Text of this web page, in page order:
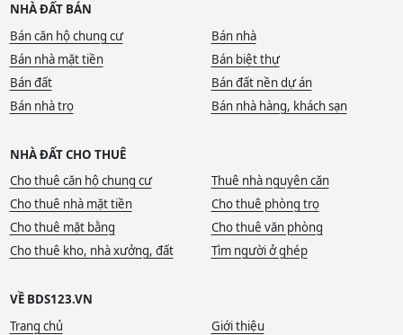
NHÀ ĐẤT BÁN
Bán căn hộ chung cư
Bán nhà
Bán nhà mặt tiền
Bán biệt thự
Bán đất
Bán đất nền dự án
Bán nhà trọ
Bán nhà hàng, khách sạn
NHÀ ĐẤT CHO THUÊ
Cho thuê căn hộ chung cư
Thuê nhà nguyên căn
Cho thuê nhà mặt tiền
Cho thuê phòng trọ
Cho thuê mặt bằng
Cho thuê văn phòng
Cho thuê kho, nhà xưởng, đất
Tìm người ở ghép
VỀ BDS123.VN
Trang chủ
Giới thiệu